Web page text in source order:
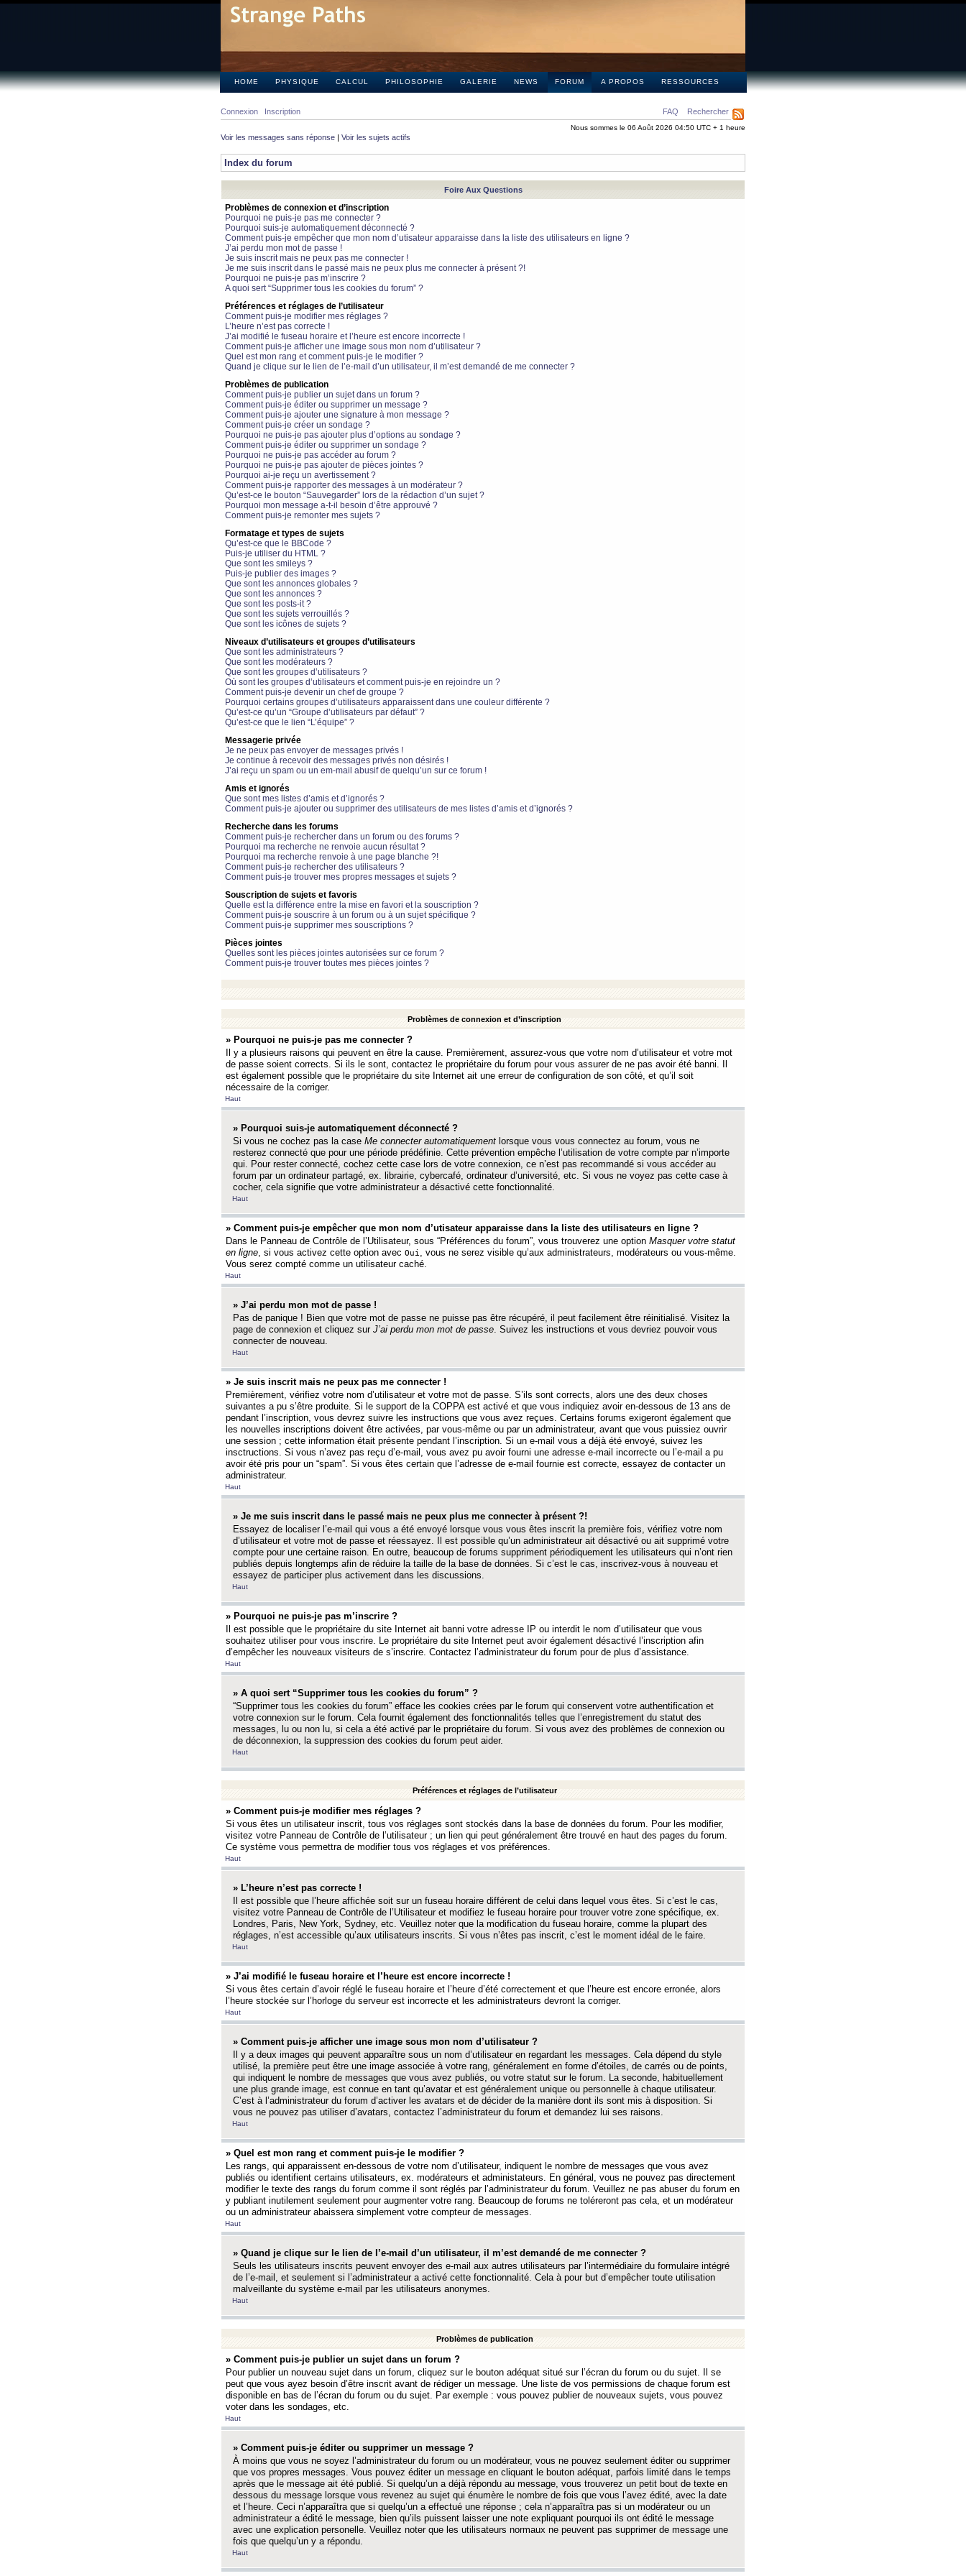
HOME PHYSIQUE CALCUL PHILOSOPHIE GALERIE NEWS FORUM A PROPOS RESSOURCES
FAQ Rechercher
Connexion Inscription
Nous sommes le 06 Août 2026 04:50 UTC + 1 heure
Voir les messages sans réponse | Voir les sujets actifs
Index du forum
Foire Aux Questions
Problèmes de connexion et d’inscription
Pourquoi ne puis-je pas me connecter ?
Pourquoi suis-je automatiquement déconnecté ?
Comment puis-je empêcher que mon nom d’utisateur apparaisse dans la liste des utilisateurs en ligne ?
J’ai perdu mon mot de passe !
Je suis inscrit mais ne peux pas me connecter !
Je me suis inscrit dans le passé mais ne peux plus me connecter à présent ?!
Pourquoi ne puis-je pas m’inscrire ?
A quoi sert “Supprimer tous les cookies du forum” ?
Préférences et réglages de l’utilisateur
Comment puis-je modifier mes réglages ?
L’heure n’est pas correcte !
J’ai modifié le fuseau horaire et l’heure est encore incorrecte !
Comment puis-je afficher une image sous mon nom d’utilisateur ?
Quel est mon rang et comment puis-je le modifier ?
Quand je clique sur le lien de l’e-mail d’un utilisateur, il m’est demandé de me connecter ?
Problèmes de publication
Comment puis-je publier un sujet dans un forum ?
Comment puis-je éditer ou supprimer un message ?
Comment puis-je ajouter une signature à mon message ?
Comment puis-je créer un sondage ?
Pourquoi ne puis-je pas ajouter plus d’options au sondage ?
Comment puis-je éditer ou supprimer un sondage ?
Pourquoi ne puis-je pas accéder au forum ?
Pourquoi ne puis-je pas ajouter de pièces jointes ?
Pourquoi ai-je reçu un avertissement ?
Comment puis-je rapporter des messages à un modérateur ?
Qu’est-ce le bouton “Sauvegarder” lors de la rédaction d’un sujet ?
Pourquoi mon message a-t-il besoin d’être approuvé ?
Comment puis-je remonter mes sujets ?
Formatage et types de sujets
Qu’est-ce que le BBCode ?
Puis-je utiliser du HTML ?
Que sont les smileys ?
Puis-je publier des images ?
Que sont les annonces globales ?
Que sont les annonces ?
Que sont les posts-it ?
Que sont les sujets verrouillés ?
Que sont les icônes de sujets ?
Niveaux d’utilisateurs et groupes d’utilisateurs
Que sont les administrateurs ?
Que sont les modérateurs ?
Que sont les groupes d’utilisateurs ?
Où sont les groupes d’utilisateurs et comment puis-je en rejoindre un ?
Comment puis-je devenir un chef de groupe ?
Pourquoi certains groupes d’utilisateurs apparaissent dans une couleur différente ?
Qu’est-ce qu’un “Groupe d’utilisateurs par défaut” ?
Qu’est-ce que le lien “L’équipe” ?
Messagerie privée
Je ne peux pas envoyer de messages privés !
Je continue à recevoir des messages privés non désirés !
J’ai reçu un spam ou un em-mail abusif de quelqu’un sur ce forum !
Amis et ignorés
Que sont mes listes d’amis et d’ignorés ?
Comment puis-je ajouter ou supprimer des utilisateurs de mes listes d’amis et d’ignorés ?
Recherche dans les forums
Comment puis-je rechercher dans un forum ou des forums ?
Pourquoi ma recherche ne renvoie aucun résultat ?
Pourquoi ma recherche renvoie à une page blanche ?!
Comment puis-je rechercher des utilisateurs ?
Comment puis-je trouver mes propres messages et sujets ?
Souscription de sujets et favoris
Quelle est la différence entre la mise en favori et la souscription ?
Comment puis-je souscrire à un forum ou à un sujet spécifique ?
Comment puis-je supprimer mes souscriptions ?
Pièces jointes
Quelles sont les pièces jointes autorisées sur ce forum ?
Comment puis-je trouver toutes mes pièces jointes ?
Problèmes de connexion et d’inscription
» Pourquoi ne puis-je pas me connecter ?
Il y a plusieurs raisons qui peuvent en être la cause. Premièrement, assurez-vous que votre nom d’utilisateur et votre mot
de passe soient corrects. Si ils le sont, contactez le propriétaire du forum pour vous assurer de ne pas avoir été banni. Il
est également possible que le propriétaire du site Internet ait une erreur de configuration de son côté, et qu’il soit
nécessaire de la corriger.
Haut
» Pourquoi suis-je automatiquement déconnecté ?
Si vous ne cochez pas la case Me connecter automatiquement lorsque vous vous connectez au forum, vous ne
resterez connecté que pour une période prédéfinie. Cette prévention empêche l’utilisation de votre compte par n’importe
qui. Pour rester connecté, cochez cette case lors de votre connexion, ce n’est pas recommandé si vous accéder au
forum par un ordinateur partagé, ex. librairie, cybercafé, ordinateur d’université, etc. Si vous ne voyez pas cette case à
cocher, cela signifie que votre administrateur a désactivé cette fonctionnalité.
Haut
» Comment puis-je empêcher que mon nom d’utisateur apparaisse dans la liste des utilisateurs en ligne ?
Dans le Panneau de Contrôle de l’Utilisateur, sous “Préférences du forum”, vous trouverez une option Masquer votre statut
en ligne, si vous activez cette option avec Oui , vous ne serez visible qu’aux administrateurs, modérateurs ou vous-même.
Vous serez compté comme un utilisateur caché.
Haut
» J’ai perdu mon mot de passe !
Pas de panique ! Bien que votre mot de passe ne puisse pas être récupéré, il peut facilement être réinitialisé. Visitez la
page de connexion et cliquez sur J’ai perdu mon mot de passe. Suivez les instructions et vous devriez pouvoir vous
connecter de nouveau.
Haut
» Je suis inscrit mais ne peux pas me connecter !
Premièrement, vérifiez votre nom d’utilisateur et votre mot de passe. S’ils sont corrects, alors une des deux choses
suivantes a pu s’être produite. Si le support de la COPPA est activé et que vous indiquiez avoir en-dessous de 13 ans de
pendant l’inscription, vous devrez suivre les instructions que vous avez reçues. Certains forums exigeront également que
les nouvelles inscriptions doivent être activées, par vous-même ou par un administrateur, avant que vous puissiez ouvrir
une session ; cette information était présente pendant l’inscription. Si un e-mail vous a déjà été envoyé, suivez les
insctructions. Si vous n’avez pas reçu d’e-mail, vous avez pu avoir fourni une adresse e-mail incorrecte ou l’e-mail a pu
avoir été pris pour un “spam”. Si vous êtes certain que l’adresse de e-mail fournie est correcte, essayez de contacter un
administrateur.
Haut
» Je me suis inscrit dans le passé mais ne peux plus me connecter à présent ?!
Essayez de localiser l’e-mail qui vous a été envoyé lorsque vous vous êtes inscrit la première fois, vérifiez votre nom
d’utilisateur et votre mot de passe et réessayez. Il est possible qu’un administrateur ait désactivé ou ait supprimé votre
compte pour une certaine raison. En outre, beaucoup de forums suppriment périodiquement les utilisateurs qui n’ont rien
publiés depuis longtemps afin de réduire la taille de la base de données. Si c’est le cas, inscrivez-vous à nouveau et
essayez de participer plus activement dans les discussions.
Haut
» Pourquoi ne puis-je pas m’inscrire ?
Il est possible que le propriétaire du site Internet ait banni votre adresse IP ou interdit le nom d’utilisateur que vous
souhaitez utiliser pour vous inscrire. Le propriétaire du site Internet peut avoir également désactivé l’inscription afin
d’empêcher les nouveaux visiteurs de s’inscrire. Contactez l’administrateur du forum pour de plus d’assistance.
Haut
» A quoi sert “Supprimer tous les cookies du forum” ?
“Supprimer tous les cookies du forum” efface les cookies crées par le forum qui conservent votre authentification et
votre connexion sur le forum. Cela fournit également des fonctionnalités telles que l’enregistrement du statut des
messages, lu ou non lu, si cela a été activé par le propriétaire du forum. Si vous avez des problèmes de connexion ou
de déconnexion, la suppression des cookies du forum peut aider.
Haut
Préférences et réglages de l’utilisateur
» Comment puis-je modifier mes réglages ?
Si vous êtes un utilisateur inscrit, tous vos réglages sont stockés dans la base de données du forum. Pour les modifier,
visitez votre Panneau de Contrôle de l’utilisateur ; un lien qui peut généralement être trouvé en haut des pages du forum.
Ce système vous permettra de modifier tous vos réglages et vos préférences.
Haut
» L’heure n’est pas correcte !
Il est possible que l’heure affichée soit sur un fuseau horaire différent de celui dans lequel vous êtes. Si c’est le cas,
visitez votre Panneau de Contrôle de l’Utilisateur et modifiez le fuseau horaire pour trouver votre zone spécifique, ex.
Londres, Paris, New York, Sydney, etc. Veuillez noter que la modification du fuseau horaire, comme la plupart des
réglages, n’est accessible qu’aux utilisateurs inscrits. Si vous n’êtes pas inscrit, c’est le moment idéal de le faire.
Haut
» J’ai modifié le fuseau horaire et l’heure est encore incorrecte !
Si vous êtes certain d’avoir réglé le fuseau horaire et l’heure d’été correctement et que l’heure est encore erronée, alors
l’heure stockée sur l’horloge du serveur est incorrecte et les administrateurs devront la corriger.
Haut
» Comment puis-je afficher une image sous mon nom d’utilisateur ?
Il y a deux images qui peuvent apparaître sous un nom d’utilisateur en regardant les messages. Cela dépend du style
utilisé, la première peut être une image associée à votre rang, généralement en forme d’étoiles, de carrés ou de points,
qui indiquent le nombre de messages que vous avez publiés, ou votre statut sur le forum. La seconde, habituellement
une plus grande image, est connue en tant qu’avatar et est généralement unique ou personnelle à chaque utilisateur.
C’est à l’administrateur du forum d’activer les avatars et de décider de la manière dont ils sont mis à disposition. Si
vous ne pouvez pas utiliser d’avatars, contactez l’administrateur du forum et demandez lui ses raisons.
Haut
» Quel est mon rang et comment puis-je le modifier ?
Les rangs, qui apparaissent en-dessous de votre nom d’utilisateur, indiquent le nombre de messages que vous avez
publiés ou identifient certains utilisateurs, ex. modérateurs et administateurs. En général, vous ne pouvez pas directement
modifier le texte des rangs du forum comme il sont réglés par l’administrateur du forum. Veuillez ne pas abuser du forum en
y publiant inutilement seulement pour augmenter votre rang. Beaucoup de forums ne toléreront pas cela, et un modérateur
ou un administrateur abaissera simplement votre compteur de messages.
Haut
» Quand je clique sur le lien de l’e-mail d’un utilisateur, il m’est demandé de me connecter ?
Seuls les utilisateurs inscrits peuvent envoyer des e-mail aux autres utilisateurs par l’intermédiaire du formulaire intégré
de l’e-mail, et seulement si l’administrateur a activé cette fonctionnalité. Cela à pour but d’empêcher toute utilisation
malveillante du système e-mail par les utilisateurs anonymes.
Haut
Problèmes de publication
» Comment puis-je publier un sujet dans un forum ?
Pour publier un nouveau sujet dans un forum, cliquez sur le bouton adéquat situé sur l’écran du forum ou du sujet. Il se
peut que vous ayez besoin d’être inscrit avant de rédiger un message. Une liste de vos permissions de chaque forum est
disponible en bas de l’écran du forum ou du sujet. Par exemple : vous pouvez publier de nouveaux sujets, vous pouvez
voter dans les sondages, etc.
Haut
» Comment puis-je éditer ou supprimer un message ?
À moins que vous ne soyez l’administrateur du forum ou un modérateur, vous ne pouvez seulement éditer ou supprimer
que vos propres messages. Vous pouvez éditer un message en cliquant le bouton adéquat, parfois limité dans le temps
après que le message ait été publié. Si quelqu’un a déjà répondu au message, vous trouverez un petit bout de texte en
dessous du message lorsque vous revenez au sujet qui énumère le nombre de fois que vous l’avez édité, avec la date
et l’heure. Ceci n’apparaîtra que si quelqu’un a effectué une réponse ; cela n’apparaîtra pas si un modérateur ou un
administrateur a édité le message, bien qu’ils puissent laisser une note expliquant pourquoi ils ont édité le message
avec une explication personelle. Veuillez noter que les utilisateurs normaux ne peuvent pas supprimer de message une
fois que quelqu’un y a répondu.
Haut